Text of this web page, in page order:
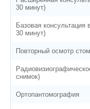
30 минут)
Базовая консультация
30 минут)
Повторный осмотр
снимок)
Ортопантомография